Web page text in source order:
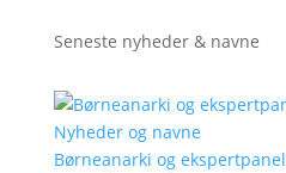
Seneste nyheder & navne
Nyheder og navne
Børneanarki og ekspertpanel